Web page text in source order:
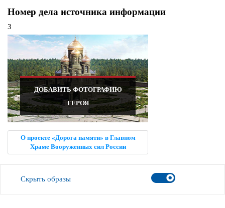
Номер дела источника информации
3
ДОБАВИТЬ ФОТОГРАФИЮ
ГЕРОЯ
О проекте «Дорога памяти» в Главном
Храме Вооруженных сил России
Скрыть образы